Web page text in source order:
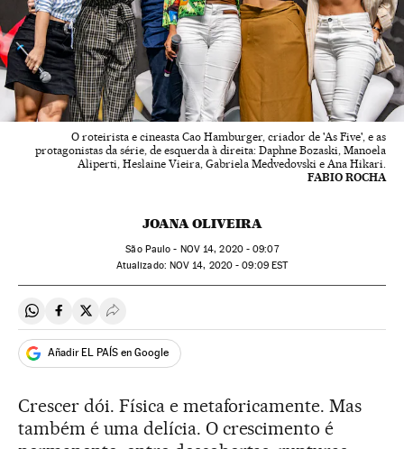
O roteirista e cineasta Cao Hamburger, criador de 'As Five', e as
protagonistas da série, de esquerda à direita: Daphne Bozaski, Manoela
Aliperti, Heslaine Vieira, Gabriela Medvedovski e Ana Hikari.
FABIO ROCHA
JOANA OLIVEIRA
São Paulo - NOV14, 2020 - 09:07
atualizado: NOV 14, 2020 - 09:09EST
Compartir en Whatsapp
Compartir en Facebook
Compartir en Twitter
Desplegar Redes Sociales
Añadir EL PAÍS en Google
Crescer dói. Física e metaforicamente. Mas
também é uma delícia. O crescimento é